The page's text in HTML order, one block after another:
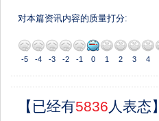
对本篇资讯内容的质量打分:
-5 -4 -3 -2 -1 0 1 2 3 4
【已经有5836 人表态】